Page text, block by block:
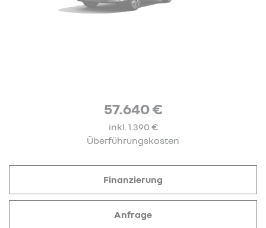
57.640 €
inkl. 1.390 €
Überführungskosten
Finanzierung
Anfrage